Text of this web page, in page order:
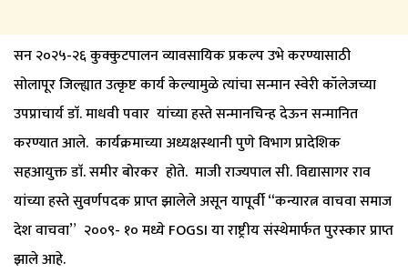
सन २०२५-२६ कुक्कुटपालन व्यावसायिक प्रकल्प उभे करण्यासाठी
सोलापूर जिल्ह्यात उत्कृष्ट कार्य केल्यामुळे त्यांचा सन्मान स्वेरी कॉलेजच्या
उपप्राचार्य डाॅ. माधवी पवार यांच्या हस्ते सन्मानचिन्ह देऊन सन्मानित
करण्यात आले. कार्यक्रमाच्या अध्यक्षस्थानी पुणे विभाग प्रादेशिक
सहआयुक्त डाॅ. समीर बोरकर होते. माजी राज्यपाल सी. विद्यासागर राव
यांच्या हस्ते सुवर्णपदक प्राप्त झालेले असून यापूर्वी “कन्यारत्न वाचवा समाज
देश वाचवा” २००९- १० मध्ये FOGSI या राष्ट्रीय संस्थेमार्फत पुरस्कार प्राप्त
झाले आहे.